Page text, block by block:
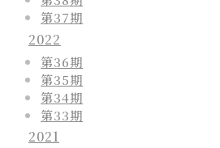
第37期
2022
第36期
第35期
第34期
第33期
2021